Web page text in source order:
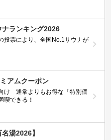
ランキング2026
投票により、全国No.1サウナが
アムクーポン
け 通常よりもお得な「特別価
喫できる！
湯2026】